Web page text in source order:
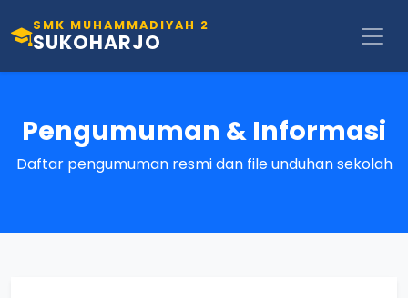
SMK MUHAMMADIYAH 2
SUKOHARJO
Pengumuman & Informasi
Daftar pengumuman resmi dan file unduhan sekolah